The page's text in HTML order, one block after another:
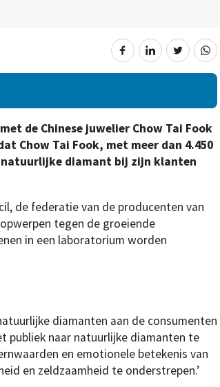
de Chinese juwelier Chow Tai Fook
Chow Tai Fook, met meer dan 4.450
diamant bij zijn klanten
de federatie van de producenten van
tegen de groeiende
in een laboratorium worden
diamanten aan de consumenten
publiek naar natuurlijke diamanten te
en emotionele betekenis van
en zeldzaamheid te onderstrepen.’